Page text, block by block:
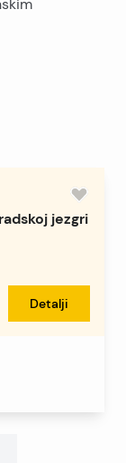
jezgri
Detalji